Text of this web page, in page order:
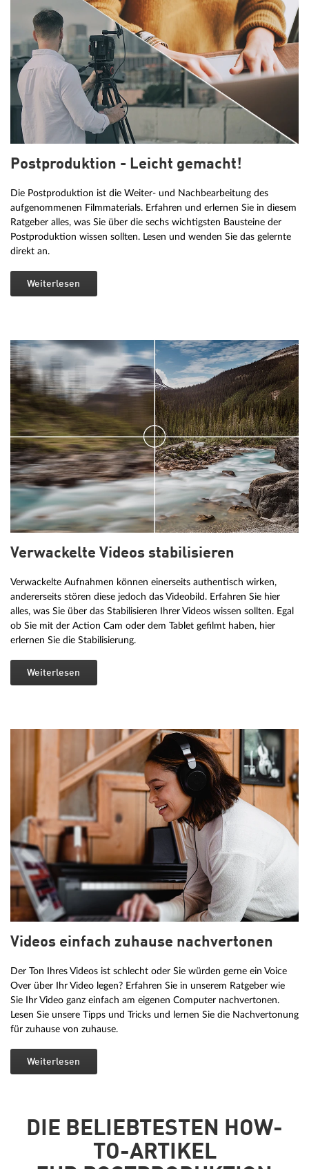
Postproduktion - Leicht gemacht!
Die Postproduktion ist die Weiter- und Nachbearbeitung des
aufgenommenen Filmmaterials. Erfahren und erlernen Sie in diesem
Ratgeber alles, was Sie über die sechs wichtigsten Bausteine der
Postproduktion wissen sollten. Lesen und wenden Sie das gelernte
direkt an.
Weiterlesen
Verwackelte Videos stabilisieren
Verwackelte Aufnahmen können einerseits authentisch wirken,
andererseits stören diese jedoch das Videobild. Erfahren Sie hier
alles, was Sie über das Stabilisieren Ihrer Videos wissen sollten. Egal
ob Sie mit der Action Cam oder dem Tablet gefilmt haben, hier
erlernen Sie die Stabilisierung.
Weiterlesen
Videos einfach zuhause nachvertonen
Der Ton Ihres Videos ist schlecht oder Sie würden gerne ein Voice
Over über Ihr Video legen? Erfahren Sie in unserem Ratgeber wie
Sie Ihr Video ganz einfach am eigenen Computer nachvertonen.
Lesen Sie unsere Tipps und Tricks und lernen Sie die Nachvertonung
für zuhause von zuhause.
Weiterlesen
DIE BELIEBTESTEN HOW-
TO-ARTIKEL